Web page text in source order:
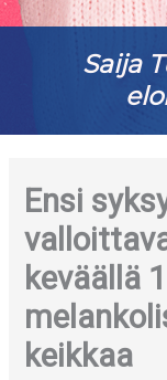
Saija
Ensi
keväällä
keikkaa